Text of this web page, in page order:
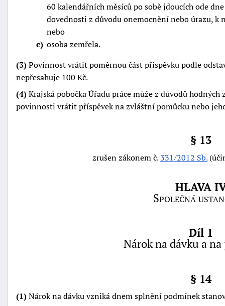
60 kalendářních měsíců po sobě jdoucích ode
dovednosti z důvodu onemocnění nebo úrazu, k
nebo
c osoba zemřela.
(3)Povinnost vrátit poměrnou část příspěvku podle
nepřesahuje 100 Kč.
(4)Krajská pobočka Úřadu práce může z důvodů
povinnosti vrátit příspěvek na zvláštní pomůcku nebo
§ 13
zrušen zákonem č.331/2012 Sb.
HLAVA
Společná
Díl 1
Nárok na dávku a
§ 14
(1)Nárok na dávku vzniká dnem splnění podmínek